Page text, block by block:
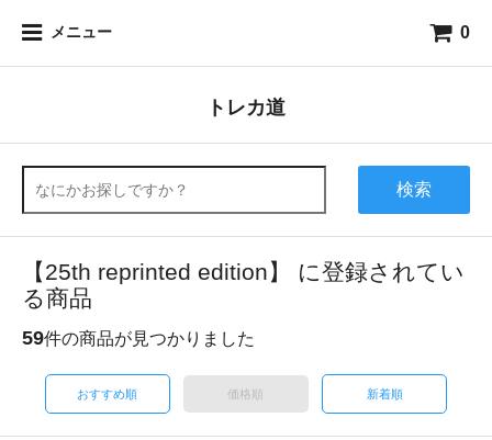
メニュー 0
トレカ道
検索
【25th reprinted edition】 に登録されてい
る商品
59件の商品が見つかりました
おすすめ順 価格順 新着順